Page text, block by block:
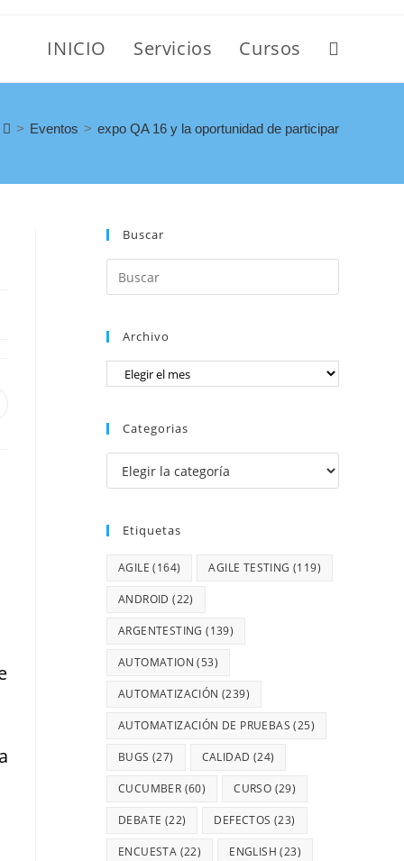
INICIO Servicios Cursos
> Eventos > expo QA 16 y la oportunidad de participar
Buscar
Archivo
Categorias
Etiquetas
AGILE (164) AGILE TESTING (119)
ANDROID (22)
ARGENTESTING (139)
AUTOMATION (53)
AUTOMATIZACIÓN (239)
AUTOMATIZACIÓN DE PRUEBAS (25)
BUGS (27) CALIDAD (24)
CUCUMBER (60) CURSO (29)
DEBATE (22) DEFECTOS (23)
ENCUESTA (22) ENGLISH (23)